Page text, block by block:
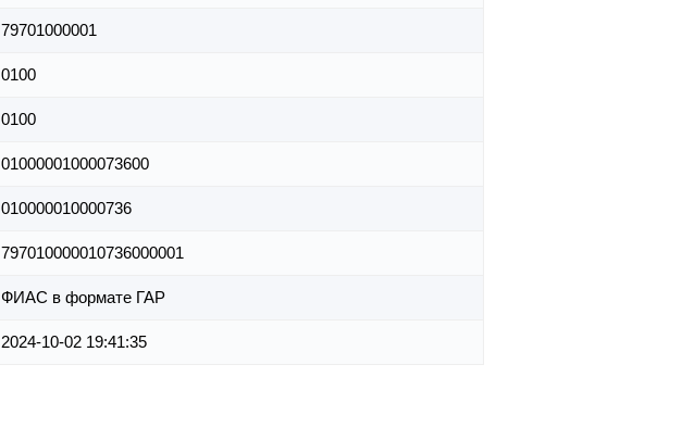
79701000001
0100
0100
01000001000073600
010000010000736
797010000010736000001
ФИАС в формате ГАР
2024-10-02 19:41:35